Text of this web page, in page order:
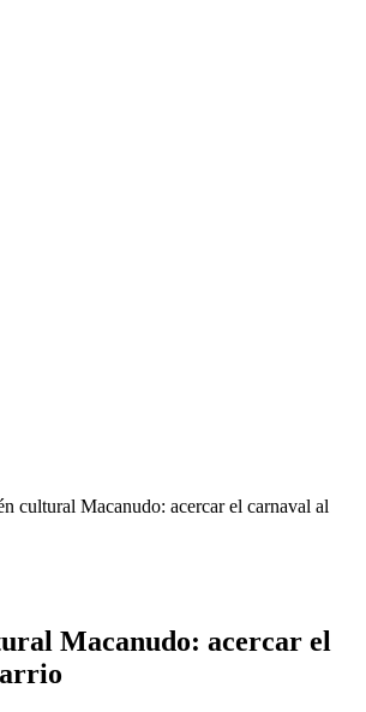
cultural Macanudo: acercar el carnaval al
Macanudo: acercar el